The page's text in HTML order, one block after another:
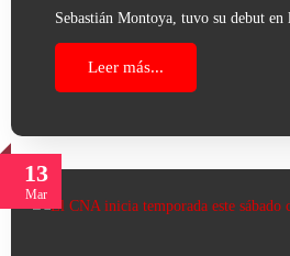
Sebastián Montoya, tuvo su debut en
Leer más...
13
Mar